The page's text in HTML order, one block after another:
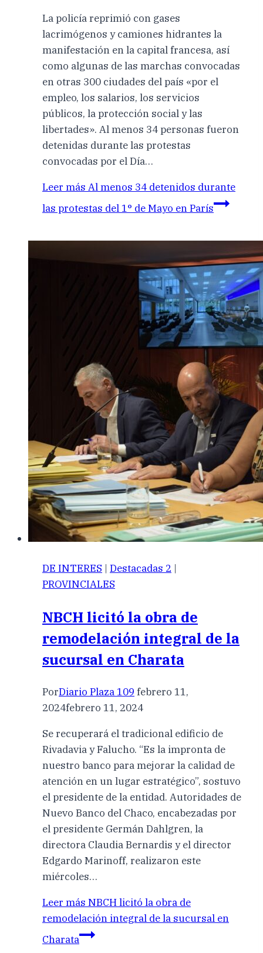
La policía reprimió con gases
lacrimógenos y camiones hidrantes la
manifestación en la capital francesa, así
como algunas de las marchas convocadas
en otras 300 ciudades del país «por el
empleo, los salarios, los servicios
públicos, la protección social y las
libertades». Al menos 34 personas fueron
detenidas durante las protestas
convocadas por el Día…
Leer más Al menos 34 detenidos durante
las protestas del 1° de Mayo en París
DE INTERES | Destacadas 2 |
PROVINCIALES
NBCH licitó la obra de
remodelación integral de la
sucursal en Charata
PorDiario Plaza 109 febrero 11,
2024febrero 11, 2024
Se recuperará el tradicional edificio de
Rivadavia y Falucho. “Es la impronta de
nuestro banco para mejorar la calidad de
atención en un lugar estratégico”, sostuvo
el presidente de la entidad. Autoridades de
Nuevo Banco del Chaco, encabezadas por
el presidente Germán Dahlgren, la
directora Claudia Bernardis y el director
Edgardo Marinoff, realizaron este
miércoles…
Leer más NBCH licitó la obra de
remodelación integral de la sucursal en
Charata